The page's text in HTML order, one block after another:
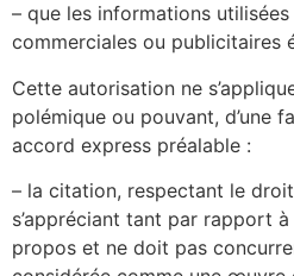
– que les informations
commerciales ou publicitaires
Cette autorisation ne
polémique ou pouvant, d’une
accord express préalable :
– la citation, respectant le
s’appréciant tant par rapport
propos et ne doit pas